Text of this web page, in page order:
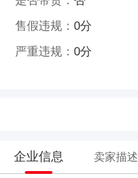
售假违规：0分
严重违规：0分
企业信息 卖家描述